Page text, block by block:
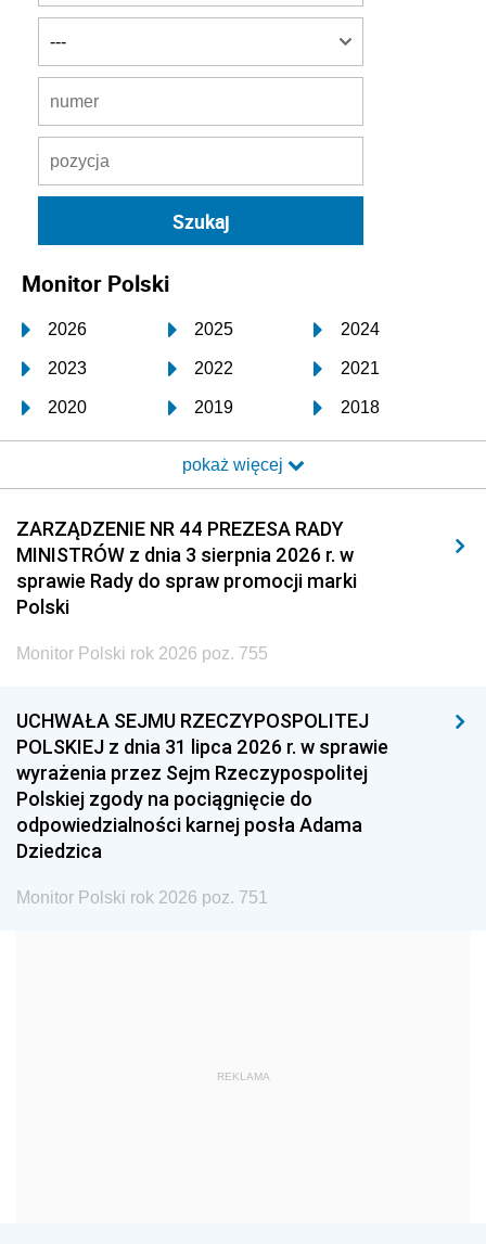
Monitor Polski
2026 2025 2024
2023 2022 2021
2020 2019 2018
2017 2016 2015
2014 2013 2012
2011 2010 2009
2008 2007 2006
2005
1996 1995 1994
1993 1992 1991
1990 1989
1987 1986 1985
1968
pokaż więcej
ZARZĄDZENIE NR 44 PREZESA RADY
MINISTRÓW z dnia 3 sierpnia 2026 r. w
sprawie Rady do spraw promocji marki
Polski
Monitor Polski rok 2026 poz. 755
UCHWAŁA SEJMU RZECZYPOSPOLITEJ
POLSKIEJ z dnia 31 lipca 2026 r. w sprawie
wyrażenia przez Sejm Rzeczypospolitej
Polskiej zgody na pociągnięcie do
odpowiedzialności karnej posła Adama
Dziedzica
Monitor Polski rok 2026 poz. 751
REKLAMA